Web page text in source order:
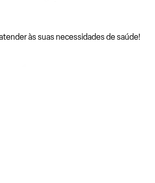
às suas necessidades de saúde!